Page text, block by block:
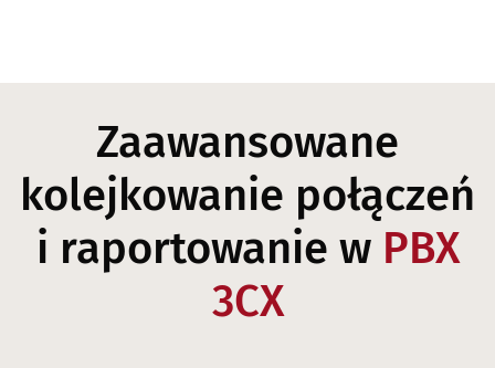
Zaawansowane
kolejkowanie połączeń
i raportowanie w PBX
3CX